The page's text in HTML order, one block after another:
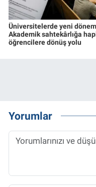
Üniversitelerde yeni
Akademik sahtekârlığa
öğrencilere dönüş yolu
Yorumlar